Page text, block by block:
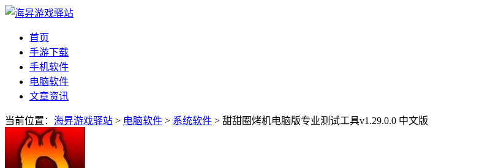
首页
手游下载
手机软件
电脑软件
文章资讯
当前位置： 海昇游戏驿站 > 电脑软件 > 系统软件 > 甜甜圈烤机电脑版专业测试工具v1.29.0.0 中文版